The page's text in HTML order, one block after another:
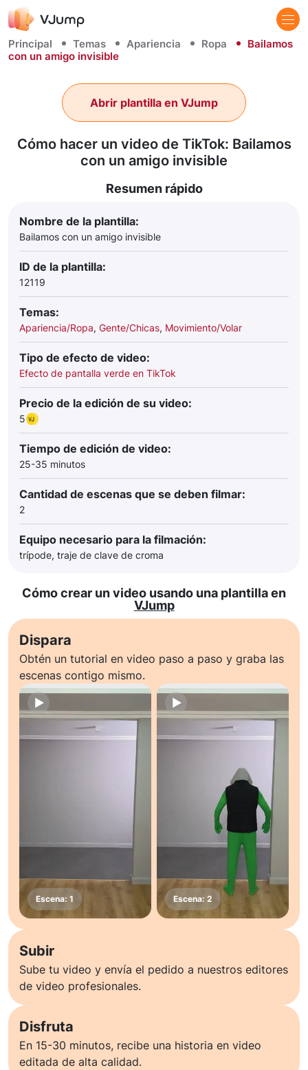
Principal Temas Apariencia Ropa
Bailamos
con un amigo invisible
Cómo hacer un video de TikTok: Bailamos
con un amigo invisible
Abrir plantilla en VJump
Resumen rápido
Nombre de la plantilla:
Bailamos con un amigo invisible
ID de la plantilla:
12119
Temas:
Apariencia/Ropa, Gente/Chicas, Movimiento/Volar
Tipo de efecto de video:
Efecto de pantalla verde en TikTok
Precio de la edición de su video:
5
Tiempo de edición de video:
25-35 minutos
Cantidad de escenas que se deben filmar:
2
Equipo necesario para la filmación:
trípode, traje de clave de croma
Cómo crear un video usando una plantilla en
VJump
Dispara
Obtén un tutorial en video paso a paso y graba las
escenas contigo mismo.
Subir
Sube tu video y envía el pedido a nuestros editores
de video profesionales.
Disfruta
En 15-30 minutos, recibe una historia en video
editada de alta calidad.